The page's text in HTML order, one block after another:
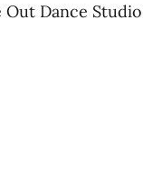
Dance Studio